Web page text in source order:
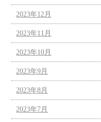
2023年12月
2023年11月
2023年10月
2023年9月
2023年8月
2023年7月